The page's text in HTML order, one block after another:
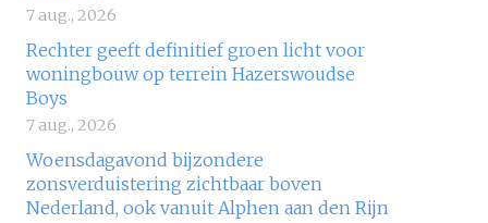
7 aug., 2026
Rechter geeft definitief groen licht voor
woningbouw op terrein Hazerswoudse
Boys
7 aug., 2026
Woensdagavond bijzondere
zonsverduistering zichtbaar boven
Nederland, ook vanuit Alphen aan den Rijn